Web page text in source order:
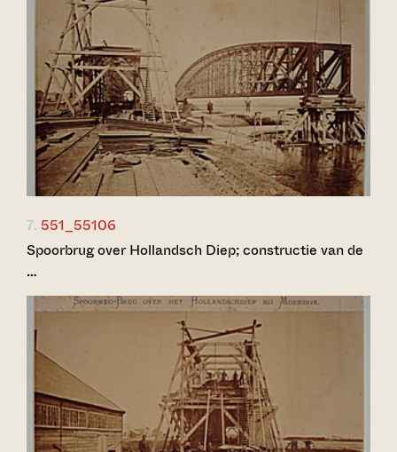
7. 551_55106
Spoorbrug over Hollandsch Diep; constructie van de
…